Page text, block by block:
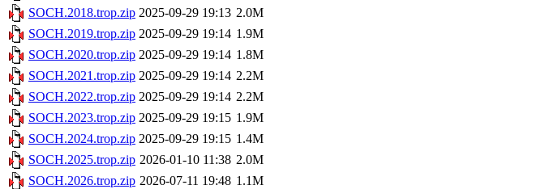
SOCH.2018.trop.zip 2025-09-29 19:13 2.0M
SOCH.2019.trop.zip 2025-09-29 19:14 1.9M
SOCH.2020.trop.zip 2025-09-29 19:14 1.8M
SOCH.2021.trop.zip 2025-09-29 19:14 2.2M
SOCH.2022.trop.zip 2025-09-29 19:14 2.2M
SOCH.2023.trop.zip 2025-09-29 19:15 1.9M
SOCH.2024.trop.zip 2025-09-29 19:15 1.4M
SOCH.2025.trop.zip 2026-01-10 11:38 2.0M
SOCH.2026.trop.zip 2026-07-11 19:48 1.1M